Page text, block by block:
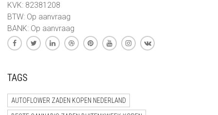
KVK: 82381208
BTW: Op aanvraag
BANK: Op aanvraag
TAGS
AUTOFLOWER ZADEN KOPEN NEDERLAND